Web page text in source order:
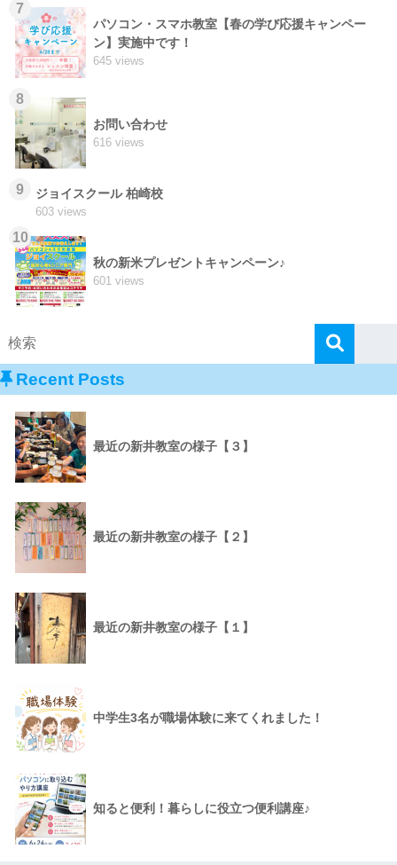
7
パソコン・スマホ教室【春の学び応援キャンペー
ン】実施中です！
645 views
8
お問い合わせ
616 views
9 ジョイスクール 柏崎校
603 views
10
秋の新米プレゼントキャンペーン♪
601 views
Recent Posts
最近の新井教室の様子【３】
最近の新井教室の様子【２】
最近の新井教室の様子【１】
中学生3名が職場体験に来てくれました！
知ると便利！暮らしに役立つ便利講座♪